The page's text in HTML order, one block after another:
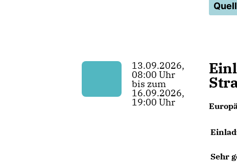
13.09.2026,
08:00 Uhr
bis zum
16.09.2026,
19:00 Uhr
Sehr